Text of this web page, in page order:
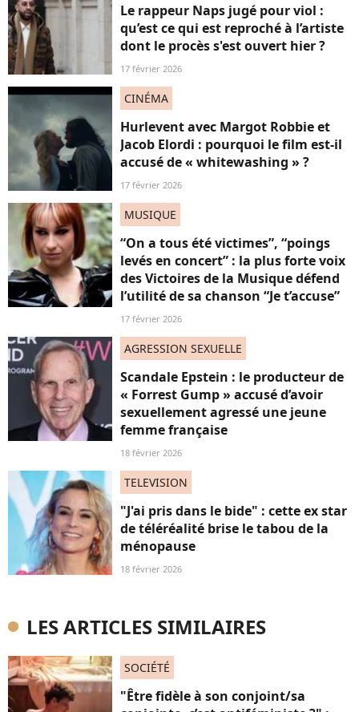
Le rappeur Naps jugé pour viol :
qu’est ce qui est reproché à l’artiste
dont le procès s'est ouvert hier ?
17 février 2026
CINÉMA
Hurlevent avec Margot Robbie et
Jacob Elordi : pourquoi le film est-il
accusé de « whitewashing » ?
17 février 2026
MUSIQUE
“On a tous été victimes”, “poings
levés en concert” : la plus forte voix
des Victoires de la Musique défend
l’utilité de sa chanson “Je t’accuse”
17 février 2026
AGRESSION SEXUELLE
Scandale Epstein : le producteur de
« Forrest Gump » accusé d’avoir
sexuellement agressé une jeune
femme française
18 février 2026
TELEVISION
"J'ai pris dans le bide" : cette ex star
de téléréalité brise le tabou de la
ménopause
18 février 2026
LES ARTICLES SIMILAIRES
SOCIÉTÉ
"Être fidèle à son conjoint/sa